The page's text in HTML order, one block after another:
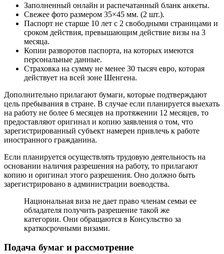
Заполненный онлайн и распечатанный бланк анкеты.
Свежее фото размером 35×45 мм. (2 шт.).
Паспорт не старше 10 лет с 2 свободными страницами и
сроком действия, превышающим действие визы на 3
месяца.
Копии разворотов паспорта, на которых имеются
персональные данные.
Страховка на сумму не менее 30 тысяч евро, которая
действует на всей зоне Шенгена.
Дополнительно прилагают бумаги, которые подтверждают
цель пребывания в стране. В случае если планируется выехать
на работу не более 6 месяцев на протяжении 12 месяцев, то
предоставляют оригинал и копию заявления о том, что
зарегистрированный субъект намерен привлечь к работе
иностранного гражданина.
Если планируется осуществлять трудовую деятельность на
основании наличия разрешения на работу, то прилагают
копию и оригинал этого разрешения. Оно должно быть
зарегистрировано в администрации воеводства.
Национальная виза не дает право членам семьи ее
обладателя получить разрешение такой же
категории. Они обращаются в Консульство за
краткосрочными визами.
Подача бумаг и рассмотрение